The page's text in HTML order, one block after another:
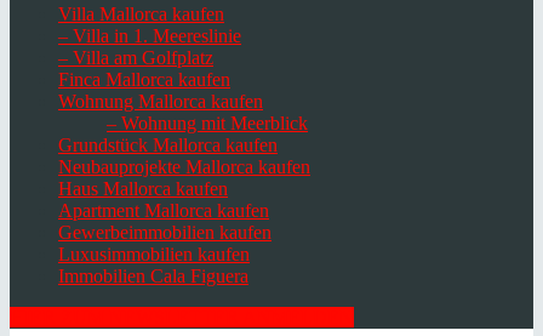
Villa Mallorca kaufen
– Villa in 1. Meereslinie
– Villa am Golfplatz
Finca Mallorca kaufen
Wohnung Mallorca kaufen
– Wohnung mit Meerblick
Grundstück Mallorca kaufen
Neubauprojekte Mallorca kaufen
Haus Mallorca kaufen
Apartment Mallorca kaufen
Gewerbeimmobilien kaufen
Luxusimmobilien kaufen
Immobilien Cala Figuera